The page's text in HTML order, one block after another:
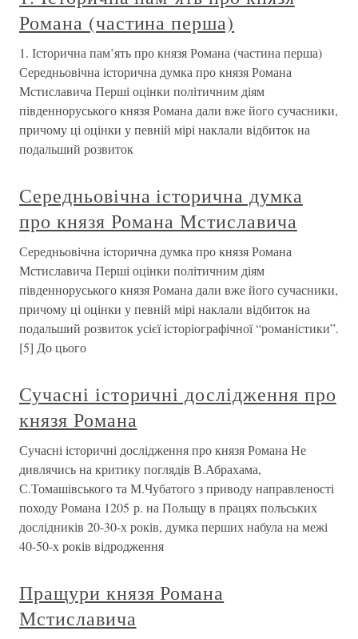
Романа (частина перша)
1. Історична пам’ять про князя Романа (частина перша)
Середньовічна історична думка про князя Романа
Мстиславича Перші оцінки політичним діям
південноруського князя Романа дали вже його сучасники,
причому ці оцінки у певній мірі наклали відбиток на
подальший розвиток
Середньовічна історична думка
про князя Романа Мстиславича
Середньовічна історична думка про князя Романа
Мстиславича Перші оцінки політичним діям
південноруського князя Романа дали вже його сучасники,
причому ці оцінки у певній мірі наклали відбиток на
подальший розвиток усієї історіографічної “романістики”.
[5] До цього
Сучасні історичні дослідження про
князя Романа
Сучасні історичні дослідження про князя Романа Не
дивлячись на критику поглядів В.Абрахама,
С.Томашівського та М.Чубатого з приводу направленості
походу Романа 1205 р. на Польщу в працях польських
дослідників 20-30-х років, думка перших набула на межі
40-50-х років відродження
Пращури князя Романа
Мстиславича